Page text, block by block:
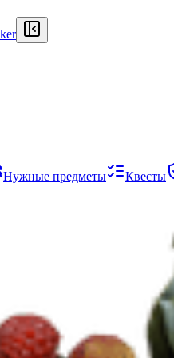
Нужные предметы Квесты